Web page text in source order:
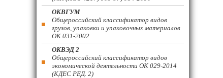
ОКВГУМ
Общероссийский классификатор видов
грузов, упаковки и упаковочных материалов
ОК 031-2002
ОКВЭД 2
Общероссийский классификатор видов
экономической деятельности ОК 029-2014
(КДЕС РЕД. 2)